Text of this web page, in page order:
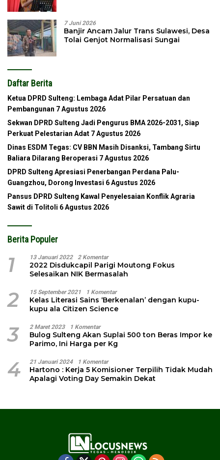
7 Juni 2026
Banjir Ancam Jalur Trans Sulawesi, Desa
Tolai Genjot Normalisasi Sungai
Daftar Berita
Ketua DPRD Sulteng: Lembaga Adat Pilar Persatuan dan
Pembangunan 7 Agustus 2026
Sekwan DPRD Sulteng Jadi Pengurus BMA 2026-2031, Siap
Perkuat Pelestarian Adat 7 Agustus 2026
Dinas ESDM Tegas: CV BBN Masih Disanksi, Tambang Sirtu
Baliara Dilarang Beroperasi 7 Agustus 2026
DPRD Sulteng Apresiasi Penerbangan Perdana Palu-
Guangzhou, Dorong Investasi 6 Agustus 2026
Pansus DPRD Sulteng Kawal Penyelesaian Konflik Agraria
Sawit di Tolitoli 6 Agustus 2026
Berita Populer
1 13 Januari 2022 2 Komentar
2022 Disdukcapil Parigi Moutong Fokus
Selesaikan NIK Bermasalah
2 15 September 2021 1 Komentar
Kelas Literasi Sains ‘Berkenalan’ dengan kupu-
kupu ala Citizen Science
3 2 Maret 2023 1 Komentar
Bulog Sulteng Akan Suplai 500 ton Beras Impor ke
Parimo, Ini Harga per Kg
4 21 Januari 2024 1 Komentar
Hartono : Kerja 5 Komisioner Terpilih Tidak Mudah
Apalagi Voting Day Semakin Dekat